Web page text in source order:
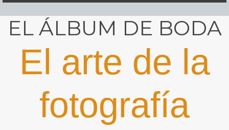
EL ÁLBUM DE BODA
El arte de la
fotografía